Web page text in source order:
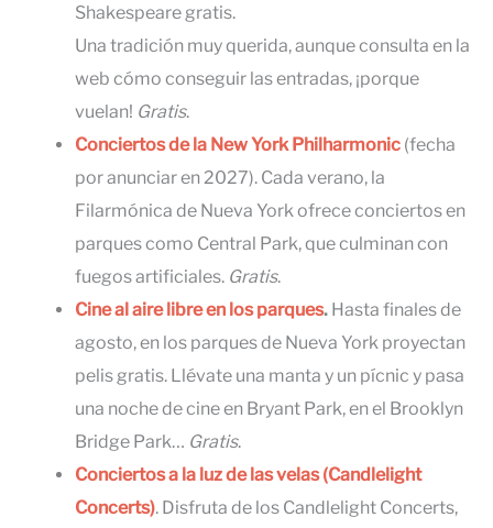
Shakespeare gratis.
Una tradición muy querida, aunque consulta en la
web cómo conseguir las entradas, ¡porque
vuelan! Gratis.
Conciertos de la New York Philharmonic (fecha
por anunciar en 2027). Cada verano, la
Filarmónica de Nueva York ofrece conciertos en
parques como Central Park, que culminan con
fuegos artificiales. Gratis.
Cine al aire libre en los parques. Hasta finales de
agosto, en los parques de Nueva York proyectan
pelis gratis. Llévate una manta y un pícnic y pasa
una noche de cine en Bryant Park, en el Brooklyn
Bridge Park… Gratis.
Conciertos a la luz de las velas (Candlelight
Concerts). Disfruta de los Candlelight Concerts,